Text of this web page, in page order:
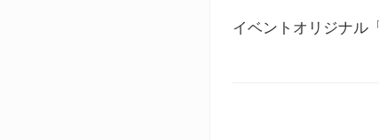
イベントオリジナル